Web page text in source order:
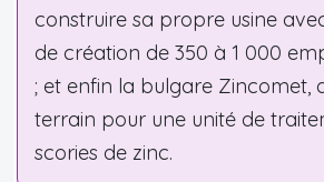
construire sa propre usine
de création de 350 à 1 000
; et enfin la bulgare Zincomet,
terrain pour une unité de
scories de zinc.